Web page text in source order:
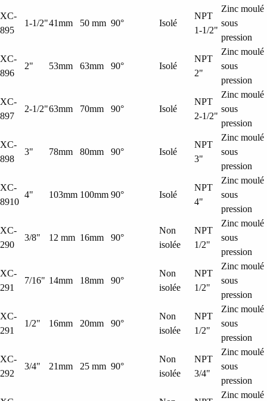
XC-
895
1-1/2"41mm 50 mm 90° Isolé
NPT
1-1/2"
Zinc moulé
sous
pression
XC-
896
2" 53mm 63mm 90° Isolé
NPT
2"
Zinc moulé
sous
pression
XC-
897
2-1/2"63mm 70mm 90° Isolé
NPT
2-1/2"
Zinc moulé
sous
pression
XC-
898
3" 78mm 80mm 90° Isolé
NPT
3"
Zinc moulé
sous
pression
XC-
8910
4" 103mm 100mm 90° Isolé
NPT
4"
Zinc moulé
sous
pression
XC-
290
3/8" 12 mm 16mm 90°
Non
isolée
NPT
1/2"
Zinc moulé
sous
pression
XC-
291
7/16" 14mm 18mm 90°
Non
isolée
NPT
1/2"
Zinc moulé
sous
pression
XC-
291
1/2" 16mm 20mm 90°
Non
isolée
NPT
1/2"
Zinc moulé
sous
pression
XC-
292
3/4" 21mm 25 mm 90°
Non
isolée
NPT
3/4"
Zinc moulé
sous
pression
Zinc moulé